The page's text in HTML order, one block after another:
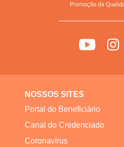
NOSSOS SITES
Portal do Beneficiário
Canal do Credenciado
Coronavírus